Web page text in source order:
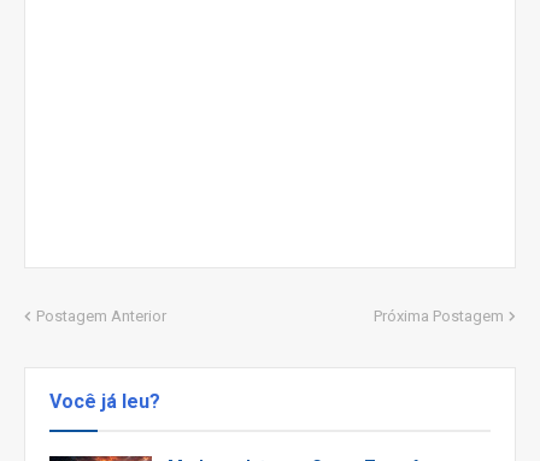
Postagem Anterior Próxima Postagem
Você já leu?